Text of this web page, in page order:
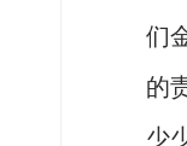
们
的
少